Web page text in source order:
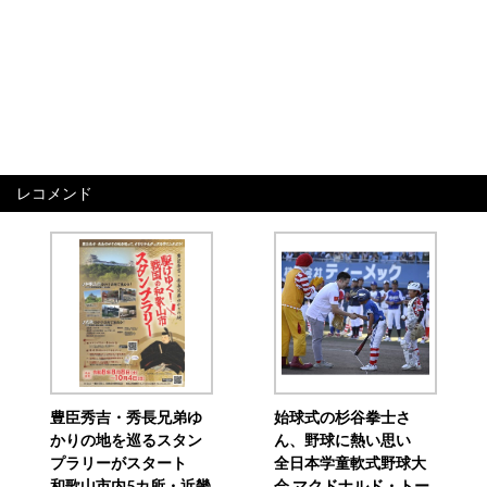
レコメンド
豊臣秀吉・秀長兄弟ゆ
かりの地を巡るスタン
プラリーがスタート
始球式の杉谷拳士さ
ん、野球に熱い思い
全日本学童軟式野球大